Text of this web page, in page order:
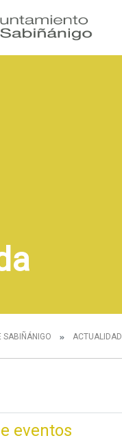
SABIÑÁNIGO ACTUALIDAD
eventos